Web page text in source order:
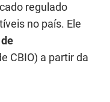
regulado
no país. Ele
CBIO) a partir da